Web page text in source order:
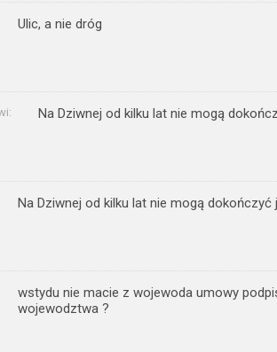
Ulic, a nie dróg
Na Dziwnej od kilku lat nie mogą
Na Dziwnej od kilku lat nie mogą
wstydu nie macie z wojewoda umowy
wojewodztwa ?